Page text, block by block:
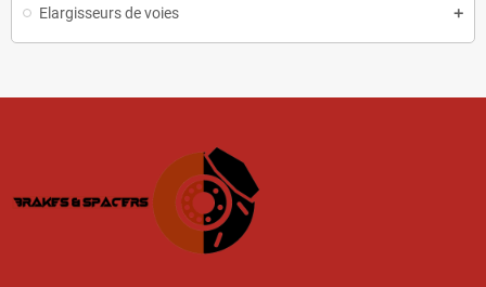
Elargisseurs de voies